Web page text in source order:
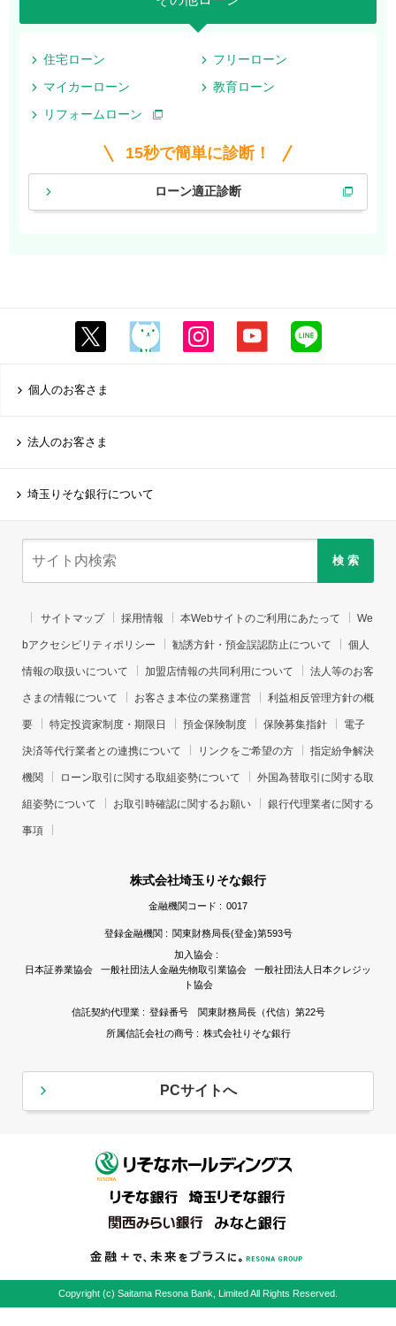
住宅ローン
フリーローン
マイカーローン
教育ローン
リフォームローン
15秒で簡単に診断！
ローン適正診断
個人のお客さま
法人のお客さま
埼玉りそな銀行について
検 索
サイトマップ 採用情報 本Webサイトのご利用にあたって We
bアクセシビリティポリシー 勧誘方針・預金誤認防止について 個人
情報の取扱いについて 加盟店情報の共同利用について 法人等のお客
さまの情報について お客さま本位の業務運営 利益相反管理方針の概
要 特定投資家制度・期限日 預金保険制度 保険募集指針 電子
決済等代行業者との連携について リンクをご希望の方 指定紛争解決
機関 ローン取引に関する取組姿勢について 外国為替取引に関する取
組姿勢について お取引時確認に関するお願い 銀行代理業者に関する
事項
株式会社埼玉りそな銀行
金融機関コード : 0017
登録金融機関 : 関東財務局長(登金)第593号
加入協会 :
日本証券業協会 一般社団法人金融先物取引業協会 一般社団法人日本クレジッ
ト協会
信託契約代理業 : 登録番号 関東財務局長（代信）第22号
所属信託会社の商号 : 株式会社りそな銀行
PCサイトへ
Copyright (c) Saitama Resona Bank, Limited All Rights Reserved.